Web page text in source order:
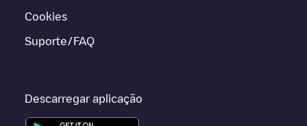
Cookies
Suporte/FAQ
Descarregar aplicação